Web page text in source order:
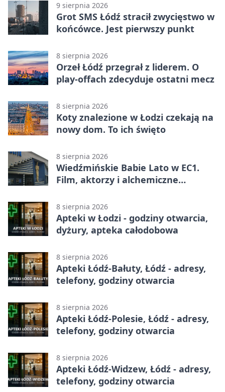
9 sierpnia 2026
Grot SMS Łódź stracił zwycięstwo w
końcówce. Jest pierwszy punkt
8 sierpnia 2026
Orzeł Łódź przegrał z liderem. O
play-offach zdecyduje ostatni mecz
8 sierpnia 2026
Koty znalezione w Łodzi czekają na
nowy dom. To ich święto
8 sierpnia 2026
Wiedźmińskie Babie Lato w EC1.
Film, aktorzy i alchemiczne
8 sierpnia 2026
Apteki w Łodzi - godziny otwarcia,
dyżury, apteka całodobowa
8 sierpnia 2026
Apteki Łódź-Bałuty, Łódź - adresy,
telefony, godziny otwarcia
8 sierpnia 2026
Apteki Łódź-Polesie, Łódź - adresy,
telefony, godziny otwarcia
8 sierpnia 2026
Apteki Łódź-Widzew, Łódź - adresy,
telefony, godziny otwarcia